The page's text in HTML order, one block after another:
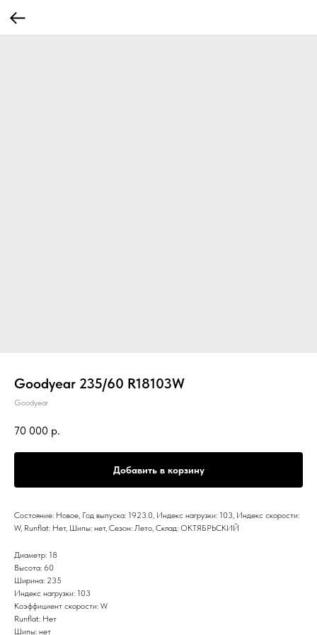
Goodyear 235/60 R18103W
Goodyear
70 000 р.
Добавить в корзину
Состояние: Новое, Год выпуска: 1923.0, Индекс нагрузки: 103, Индекс скорости:
W, Runflat: Нет, Шипы: нет, Сезон: Лето, Склад: ОКТЯБРЬСКИЙ
Диаметр: 18
Высота: 60
Ширина: 235
Индекс нагрузки: 103
Коэффициент скорости: W
Runflat: Нет
Шипы: нет